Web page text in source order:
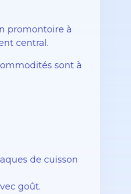
promontoire à
central.
sont à
de cuisson
goût.